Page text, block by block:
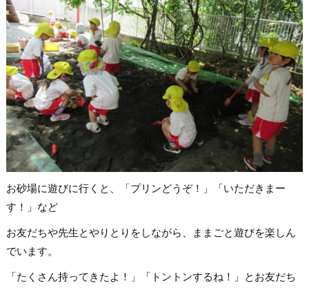
お砂場に遊びに行くと、「プリンどうぞ！」「いただきまー
す！」など
お友だちや先生とやりとりをしながら、ままごと遊びを楽しん
でいます。
「たくさん持ってきたよ！」「トントンするね！」とお友だち